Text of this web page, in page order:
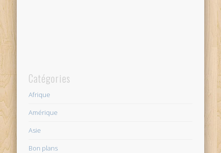
Catégories
Afrique
Amérique
Asie
Bon plans